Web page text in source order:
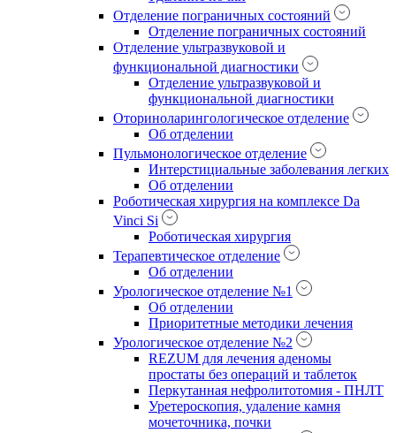
Отделение пограничных состояний
Отделение пограничных состояний
Отделение ультразвуковой и
функциональной диагностики
Отделение ультразвуковой и
функциональной диагностики
Оториноларингологическое отделение
Об отделении
Пульмонологическое отделение
Интерстициальные заболевания легких
Об отделении
Роботическая хирургия на комплексе Da
Vinci Si
Роботическая хирургия
Терапевтическое отделение
Об отделении
Урологическое отделение №1
Об отделении
Приоритетные методики лечения
Урологическое отделение №2
REZUM для лечения аденомы
простаты без операций и таблеток
Перкутанная нефролитотомия - ПНЛТ
Уретероскопия, удаление камня
мочеточника, почки